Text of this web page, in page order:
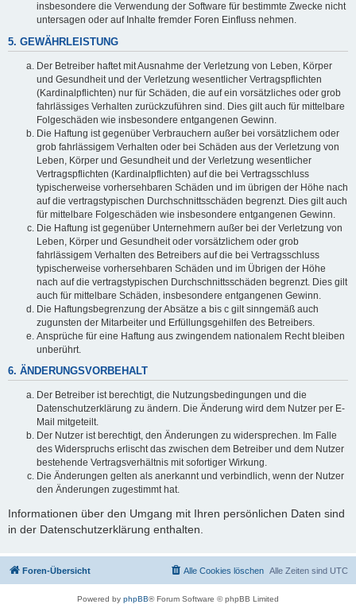
insbesondere die Verwendung der Software für bestimmte Zwecke nicht
untersagen oder auf Inhalte fremder Foren Einfluss nehmen.
5. GEWÄHRLEISTUNG
Der Betreiber haftet mit Ausnahme der Verletzung von Leben, Körper
und Gesundheit und der Verletzung wesentlicher Vertragspflichten
(Kardinalpflichten) nur für Schäden, die auf ein vorsätzliches oder grob
fahrlässiges Verhalten zurückzuführen sind. Dies gilt auch für mittelbare
Folgeschäden wie insbesondere entgangenen Gewinn.
Die Haftung ist gegenüber Verbrauchern außer bei vorsätzlichem oder
grob fahrlässigem Verhalten oder bei Schäden aus der Verletzung von
Leben, Körper und Gesundheit und der Verletzung wesentlicher
Vertragspflichten (Kardinalpflichten) auf die bei Vertragsschluss
typischerweise vorhersehbaren Schäden und im übrigen der Höhe nach
auf die vertragstypischen Durchschnittsschäden begrenzt. Dies gilt auch
für mittelbare Folgeschäden wie insbesondere entgangenen Gewinn.
Die Haftung ist gegenüber Unternehmern außer bei der Verletzung von
Leben, Körper und Gesundheit oder vorsätzlichem oder grob
fahrlässigem Verhalten des Betreibers auf die bei Vertragsschluss
typischerweise vorhersehbaren Schäden und im Übrigen der Höhe
nach auf die vertragstypischen Durchschnittsschäden begrenzt. Dies gilt
auch für mittelbare Schäden, insbesondere entgangenen Gewinn.
Die Haftungsbegrenzung der Absätze a bis c gilt sinngemäß auch
zugunsten der Mitarbeiter und Erfüllungsgehilfen des Betreibers.
Ansprüche für eine Haftung aus zwingendem nationalem Recht bleiben
unberührt.
6. ÄNDERUNGSVORBEHALT
Der Betreiber ist berechtigt, die Nutzungsbedingungen und die
Datenschutzerklärung zu ändern. Die Änderung wird dem Nutzer per E-
Mail mitgeteilt.
Der Nutzer ist berechtigt, den Änderungen zu widersprechen. Im Falle
des Widerspruchs erlischt das zwischen dem Betreiber und dem Nutzer
bestehende Vertragsverhältnis mit sofortiger Wirkung.
Die Änderungen gelten als anerkannt und verbindlich, wenn der Nutzer
den Änderungen zugestimmt hat.
Informationen über den Umgang mit Ihren persönlichen Daten sind
in der Datenschutzerklärung enthalten.
Foren-Übersicht Alle Zeiten sind UTC
Alle Cookies löschen
Powered by phpBB® Forum Software © phpBB Limited